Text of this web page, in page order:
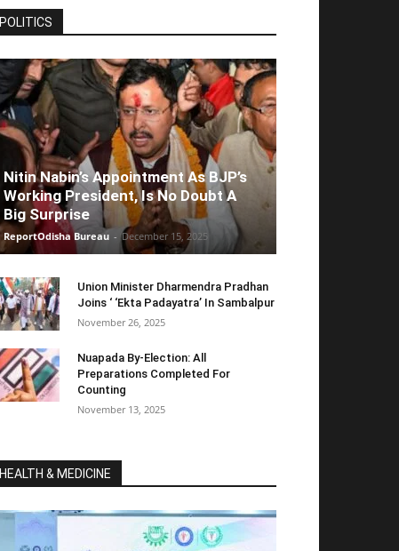
POLITICS
Nitin Nabin’s Appointment As BJP’s
Working President, Is No Doubt A
Big Surprise
ReportOdisha Bureau - December 15, 2025
Union Minister Dharmendra Pradhan
Joins ‘ ‘Ekta Padayatra’ In Sambalpur
November 26, 2025
Nuapada By-Election: All
Preparations Completed For
Counting
November 13, 2025
HEALTH & MEDICINE